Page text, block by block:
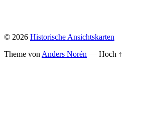
© 2026 Historische Ansichtskarten
Theme von Anders Norén — Hoch ↑